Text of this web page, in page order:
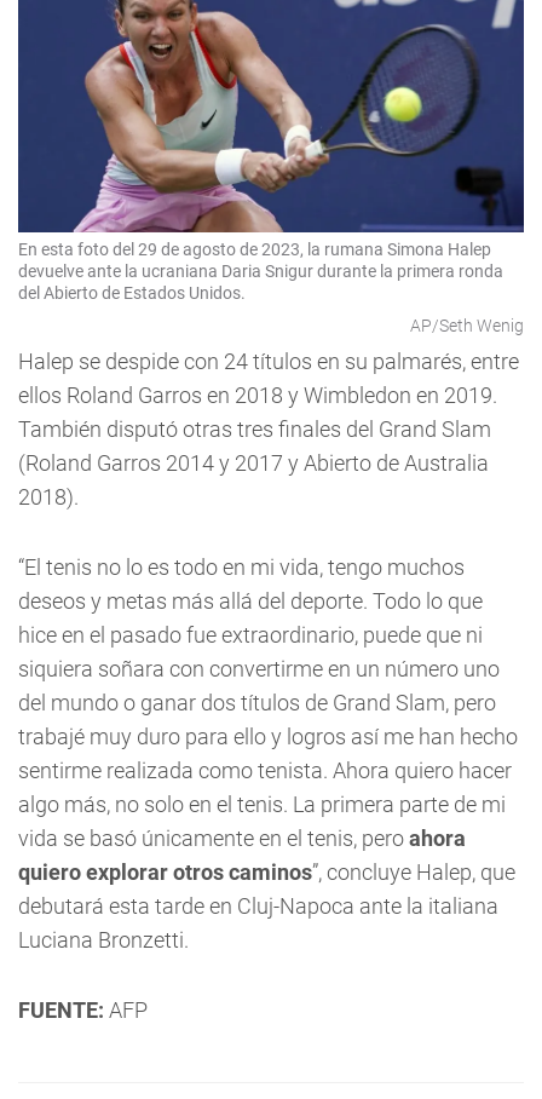
En esta foto del 29 de agosto de 2023, la rumana Simona Halep
devuelve ante la ucraniana Daria Snigur durante la primera ronda
del Abierto de Estados Unidos.
AP/Seth Wenig
Halep se despide con 24 títulos en su palmarés, entre
ellos Roland Garros en 2018 y Wimbledon en 2019.
También disputó otras tres finales del Grand Slam
(Roland Garros 2014 y 2017 y Abierto de Australia
2018).
“El tenis no lo es todo en mi vida, tengo muchos
deseos y metas más allá del deporte. Todo lo que
hice en el pasado fue extraordinario, puede que ni
siquiera soñara con convertirme en un número uno
del mundo o ganar dos títulos de Grand Slam, pero
trabajé muy duro para ello y logros así me han hecho
sentirme realizada como tenista. Ahora quiero hacer
algo más, no solo en el tenis. La primera parte de mi
vida se basó únicamente en el tenis, peroahora
quiero explorar otros caminos”, concluye Halep, que
debutará esta tarde en Cluj-Napoca ante la italiana
Luciana Bronzetti.
FUENTE: AFP